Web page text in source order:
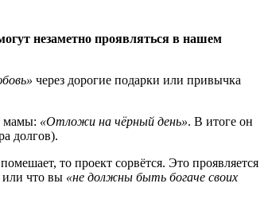
незаметно проявляться в нашем
через дорогие подарки или привычка
мамы: «Отложи на чёрный день». В итоге он
долгов).
то проект сорвётся. Это проявляется
или что вы «не должны быть богаче своих